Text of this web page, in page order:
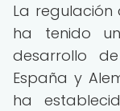
La
ha tenido
desarrollo
España y
ha